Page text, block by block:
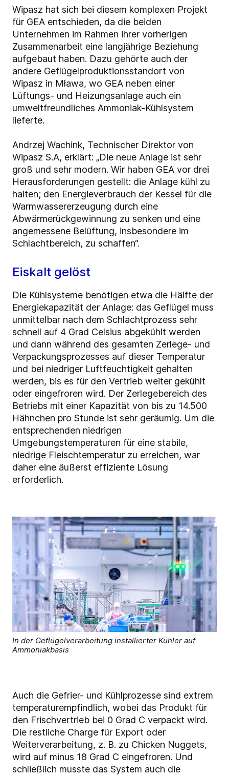
Wipasz hat sich bei diesem komplexen Projekt
für GEA entschieden, da die beiden
Unternehmen im Rahmen ihrer vorherigen
Zusammenarbeit eine langjährige Beziehung
aufgebaut haben. Dazu gehörte auch der
andere Geflügelproduktionsstandort von
Wipasz in Mława, wo GEA neben einer
Lüftungs- und Heizungsanlage auch ein
umweltfreundliches Ammoniak-Kühlsystem
lieferte.
Andrzej Wachink, Technischer Direktor von
Wipasz S.A, erklärt: „Die neue Anlage ist sehr
groß und sehr modern. Wir haben GEA vor drei
Herausforderungen gestellt: die Anlage kühl zu
halten; den Energieverbrauch der Kessel für die
Warmwassererzeugung durch eine
Abwärmerückgewinnung zu senken und eine
angemessene Belüftung, insbesondere im
Schlachtbereich, zu schaffen“.
Eiskalt gelöst
Die Kühlsysteme benötigen etwa die Hälfte der
Energiekapazität der Anlage: das Geflügel muss
unmittelbar nach dem Schlachtprozess sehr
schnell auf 4 Grad Celsius abgekühlt werden
und dann während des gesamten Zerlege- und
Verpackungsprozesses auf dieser Temperatur
und bei niedriger Luftfeuchtigkeit gehalten
werden, bis es für den Vertrieb weiter gekühlt
oder eingefroren wird. Der Zerlegebereich des
Betriebs mit einer Kapazität von bis zu 14.500
Hähnchen pro Stunde ist sehr geräumig. Um die
entsprechenden niedrigen
Umgebungstemperaturen für eine stabile,
niedrige Fleischtemperatur zu erreichen, war
daher eine äußerst effiziente Lösung
erforderlich.
In der Geflügelverarbeitung installierter Kühler auf
Ammoniakbasis
Auch die Gefrier- und Kühlprozesse sind extrem
temperaturempfindlich, wobei das Produkt für
den Frischvertrieb bei 0 Grad C verpackt wird.
Die restliche Charge für Export oder
Weiterverarbeitung, z. B. zu Chicken Nuggets,
wird auf minus 18 Grad C eingefroren. Und
schließlich musste das System auch die